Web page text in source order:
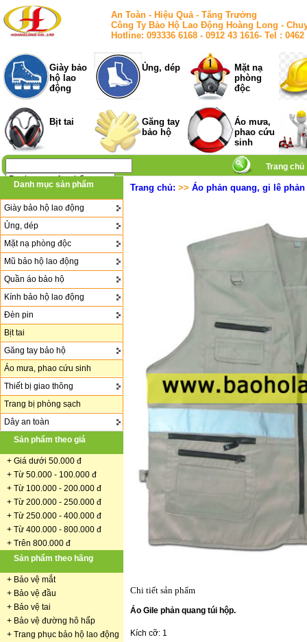
An Toàn - Hiệu Quả - Tăng Trưởng
Công Ty Bảo Hộ Lao Động Hoàng Long -
Hotline: 093336 6168 - 0912 43 1616- Tel :
Giày bảo
hộ lao
động
Ủng, dép
Mặt nạ
phòng
độc
Bịt tai
Găng tay
bảo hộ
Áo mưa,
phao cứu
sinh
Trang chủ
Danh mục sản phẩm
Giày bảo hộ lao động
Ủng, dép
Mặt nạ phòng độc
Mũ bảo hộ lao động
Quần áo bảo hộ
Kính bảo hộ lao động
Đèn pin
Bịt tai
Găng tay bảo hộ
Áo mưa, phao cứu sinh
Thiết bị giao thông
Trang bị phòng sạch
Dây an toàn
Sản phẩm theo giá
+ Giá dưới 50.000 đ
+ Từ 50.000 - 100.000 đ
+ Từ 100.000 - 200.000 đ
+ Từ 200.000 - 250.000 đ
+ Từ 250.000 - 400.000 đ
+ Từ 400.000 - 800.000 đ
+ Trên 800.000 đ
Sản phẩm theo hãng
+ Bảo vệ mắt
+ Bảo vệ đầu
+ Bảo vệ tai
+ Bảo vệ đường hô hấp
+ Trang phục bảo hộ lao động
Trang chủ: >> Áo phản quang, gi lê phản
Chi tiết sản phẩm
Áo Gile phản quang túi hộp.
Kích cỡ: 1